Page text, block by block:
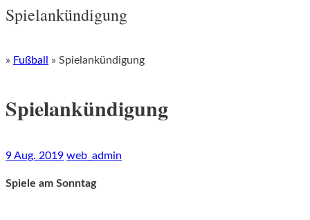
Spielankündigung
» Fußball » Spielankündigung
Spielankündigung
9 Aug. 2019 web_admin
Spiele am Sonntag